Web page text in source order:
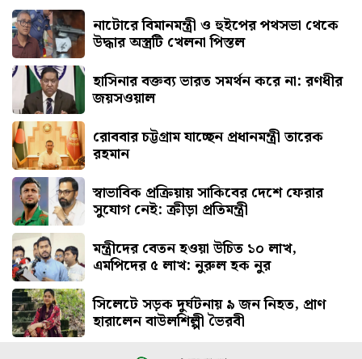
নাটোরে বিমানমন্ত্রী ও হুইপের পথসভা থেকে
উদ্ধার অস্ত্রটি খেলনা পিস্তল
হাসিনার বক্তব্য ভারত সমর্থন করে না: রণধীর
জয়সওয়াল
রোববার চট্টগ্রাম যাচ্ছেন প্রধানমন্ত্রী তারেক
রহমান
স্বাভাবিক প্রক্রিয়ায় সাকিবের দেশে ফেরার
সুযোগ নেই: ক্রীড়া প্রতিমন্ত্রী
মন্ত্রীদের বেতন হওয়া উচিত ১০ লাখ,
এমপিদের ৫ লাখ: নুরুল হক নুর
সিলেটে সড়ক দুর্ঘটনায় ৯ জন নিহত, প্রাণ
হারালেন বাউলশিল্পী ভৈরবী